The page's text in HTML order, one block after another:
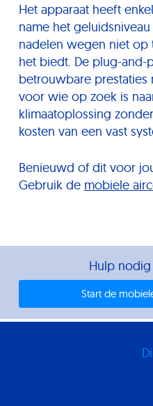
Het apparaat heeft
name het
nadelen wegen niet
het biedt. De plug-and-
betrouwbare prestaties
voor wie op zoek is
klimaatoplossing
kosten van een vast
Benieuwd of dit voor
Gebruik de mobiele
Hulp
Start de